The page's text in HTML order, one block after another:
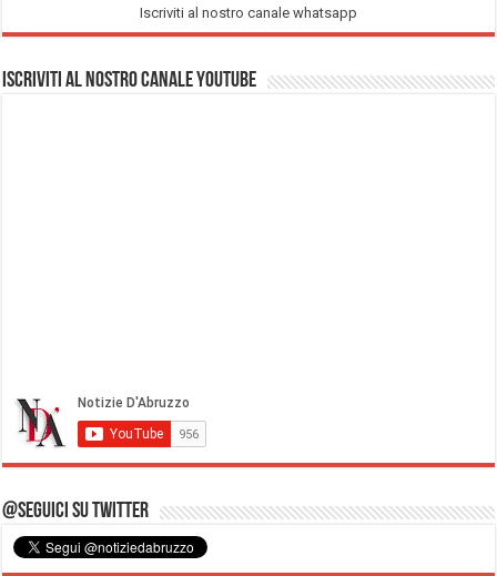
Iscriviti al nostro canale whatsapp
Iscriviti al nostro Canale Youtube
@Seguici su Twitter